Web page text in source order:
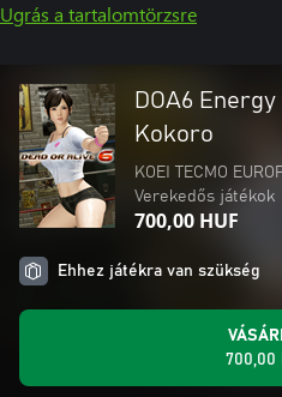
Ugrás a tartalomtörzsre
DOA6
Kokoro
KOEI TECMO
Verekedős játékok
700,00 HUF
Ehhez játékra van szükség
700,00